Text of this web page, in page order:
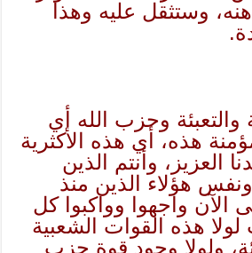
وستثقل عليه وهذا
والتعبئة وحزب الله أي
هذه، أي هذه الأكثرية
العزيز، وأنتم الذين
هؤلاء الذين منذ
الآن واجهوا وواكبوا كل
هذه القوات الشعبية
ولولا وجود قوة حزب